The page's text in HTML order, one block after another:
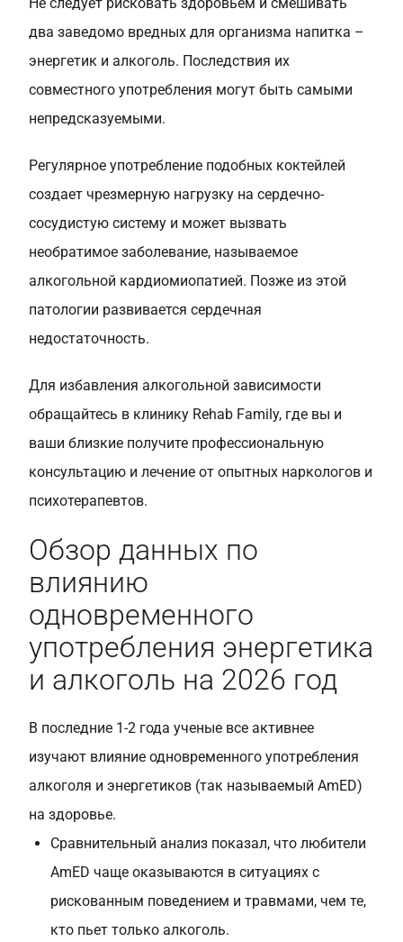
два заведомо вредных для организма напитка –
энергетик и алкоголь. Последствия их
совместного употребления могут быть самыми
непредсказуемыми.
Регулярное употребление подобных коктейлей
создает чрезмерную нагрузку на сердечно-
сосудистую систему и может вызвать
необратимое заболевание, называемое
алкогольной кардиомиопатией. Позже из этой
патологии развивается сердечная
недостаточность.
Для избавления алкогольной зависимости
обращайтесь в клинику Rehab Family, где вы и
ваши близкие получите профессиональную
консультацию и лечение от опытных наркологов и
психотерапевтов.
Обзор данных по
влиянию
одновременного
употребления энергетика
и алкоголь на 2026 год
В последние 1-2 года ученые все активнее
изучают влияние одновременного употребления
алкоголя и энергетиков (так называемый AmED)
на здоровье.
Сравнительный анализ показал, что любители
AmED чаще оказываются в ситуациях с
рискованным поведением и травмами, чем те,
кто пьет только алкоголь.